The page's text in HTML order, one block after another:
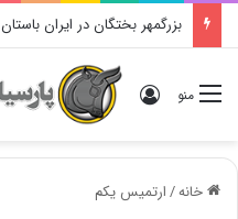
بزرگمهر بختگان در ایران باستان
منو ورود
خانه/ارتمیس یکم